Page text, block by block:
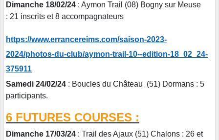
Dimanche 18/02/24 : Aymon Trail (08) Bogny sur Meuse
: 21 inscrits et 8 accompagnateurs
https://www.errancereims.com/saison-2023-
2024/photos-du-club/aymon-trail-10--edition-18_02_24-
375911
Samedi 24/02/24 : Boucles du Château (51) Dormans : 5
participants.
6 FUTURES COURSES :
Dimanche 17/03/24 : Trail des Ajaux (51) Chalons : 26 et